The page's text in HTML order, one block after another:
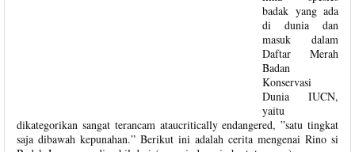
badak yang ada
di dunia dan
masuk dalam
Daftar Merah
Badan
Konservasi
Dunia IUCN,
yaitu
dikategorikan sangat terancam ataucritically endangered, ”satu tingkat
saja dibawah kepunahan.” Berikut ini adalah cerita mengenai Rino si